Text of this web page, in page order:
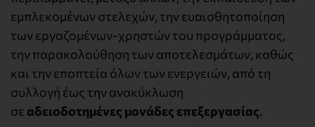
εμπλεκομένων στελεχών, την ευαισθητοποίηση
των εργαζομένων-χρηστών του προγράμματος,
την παρακολούθηση των αποτελεσμάτων, καθώς
και την εποπτεία όλων των ενεργειών, από τη
συλλογή έως την ανακύκλωση
σε αδειοδοτημένες μονάδες επεξεργασίας.